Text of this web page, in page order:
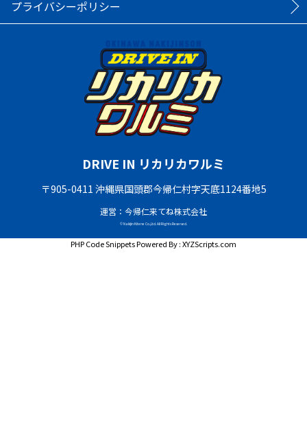
プライバシーポリシー
DRIVE IN リカリカワルミ
〒905-0411 沖縄県国頭郡今帰仁村字天底1124番地5
運営：今帰仁来てね株式会社
© Nakijin Kitene Co.,Ltd. All Rights Reserved.
PHP Code SnippetsPowered By :XYZScripts.com